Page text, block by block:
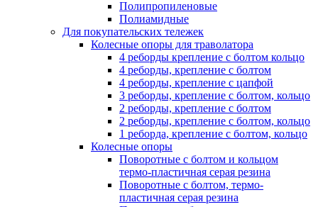
Полипропиленовые
Полиамидные
Для покупательских тележек
Колесные опоры для траволатора
4 реборды крепление с болтом кольцо
4 реборды, крепление с болтом
4 реборды, крепление с цапфой
3 реборды, крепление с болтом, кольцо
2 реборды, крепление с болтом
2 реборды, крепление с болтом, кольцо
1 реборда, крепление с болтом, кольцо
Колесные опоры
Поворотные с болтом и кольцом
термо-пластичная серая резина
Поворотные с болтом, термо-
пластичная серая резина